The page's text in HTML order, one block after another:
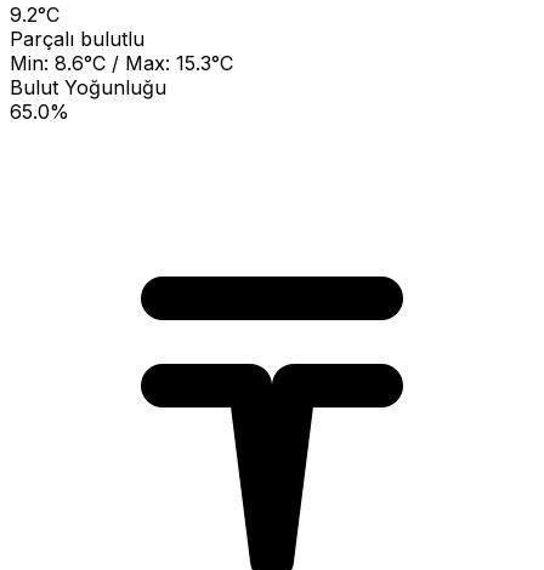
9.2°C
Parçalı bulutlu
Min: 8.6°C / Max: 15.3°C
Bulut Yoğunluğu
65.0%